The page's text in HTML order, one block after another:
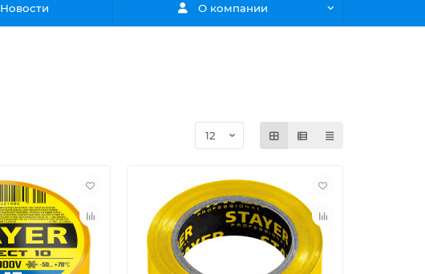
Новости О компании